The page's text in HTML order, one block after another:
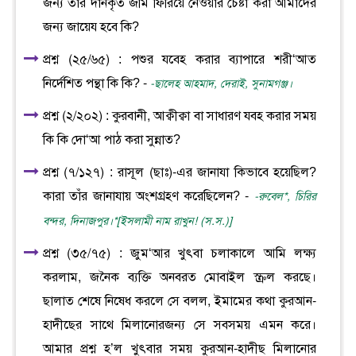
জন্য তার দানকৃত জমি ফিরিয়ে নেওয়ার চেষ্টা করা আমাদের
জন্য জায়েয হবে কি?
প্রশ্ন (২৫/৬৫) : পশুর যবেহ করার ব্যাপারে শরী‘আত
নির্দেশিত পন্থা কি কি? - -ছালেহ আহমাদ, দেরাই, সুনামগঞ্জ।
প্রশ্ন (২/২০২) : কুরবানী, আক্বীক্বা বা সাধারণ যবহ করার সময়
কি কি দো‘আ পাঠ করা সুন্নাত?
প্রশ্ন (৭/১২৭) : রাসূল (ছাঃ)-এর জানাযা কিভাবে হয়েছিল?
কারা তাঁর জানাযায় অংশগ্রহণ করেছিলেন? - -রুবেল*, চিরির
বন্দর, দিনাজপুর।*[ইসলামী নাম রাখুন! (স.স.)]
প্রশ্ন (৩৫/৭৫) : জুম‘আর খুৎবা চলাকালে আমি লক্ষ্য
করলাম, জনৈক ব্যক্তি অনবরত মোবাইল স্ক্রল করছে।
ছালাত শেষে নিষেধ করলে সে বলল, ইমামের কথা কুরআন-
হাদীছের সাথে মিলানোরজন্য সে সবসময় এমন করে।
আমার প্রশ্ন হ’ল খুৎবার সময় কুরআন-হাদীছ মিলানোর